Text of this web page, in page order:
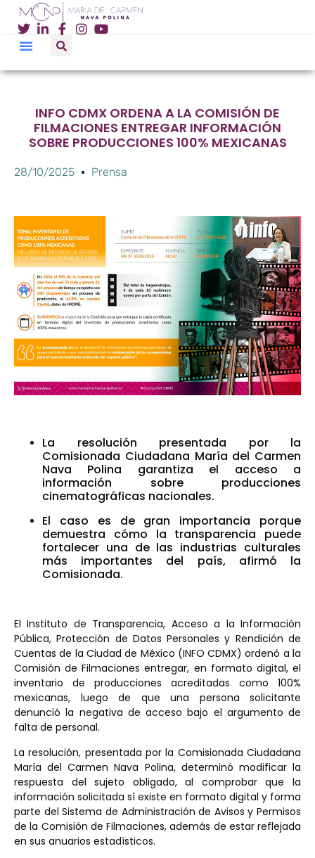
INFO CDMX ORDENA A LA COMISIÓN DE
FILMACIONES ENTREGAR INFORMACIÓN
SOBRE PRODUCCIONES 100% MEXICANAS
28/10/2025 Prensa
La resolución presentada por la
Comisionada Ciudadana María del Carmen
Nava Polina garantiza el acceso a
información sobre producciones
cinematográficas nacionales.
El caso es de gran importancia porque
demuestra cómo la transparencia puede
fortalecer una de las industrias culturales
más importantes del país, afirmó la
Comisionada.
El Instituto de Transparencia, Acceso a la Información
Pública, Protección de Datos Personales y Rendición de
Cuentas de la Ciudad de México (INFO CDMX) ordenó a la
Comisión de Filmaciones entregar, en formato digital, el
inventario de producciones acreditadas como 100%
mexicanas, luego de que una persona solicitante
denunció la negativa de acceso bajo el argumento de
falta de personal.
La resolución, presentada por la Comisionada Ciudadana
María del Carmen Nava Polina, determinó modificar la
respuesta del sujeto obligado, al comprobar que la
información solicitada sí existe en formato digital y forma
parte del Sistema de Administración de Avisos y Permisos
de la Comisión de Filmaciones, además de estar reflejada
en sus anuarios estadísticos.